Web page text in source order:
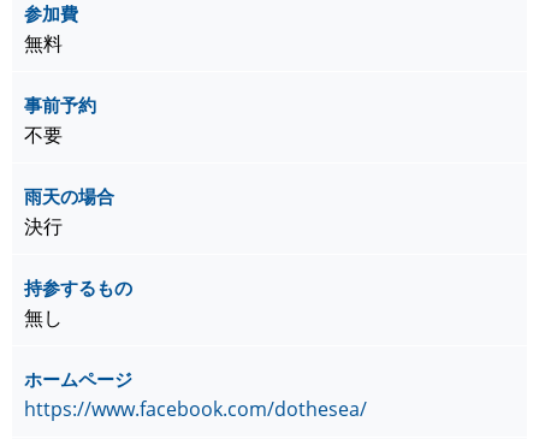
参加費
無料
事前予約
不要
雨天の場合
決行
持参するもの
無し
ホームページ
https://www.facebook.com/dothesea/